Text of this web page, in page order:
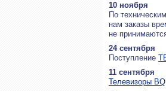
10 ноября
По
нам за­ка­зы
не
24 сентября
По­ступ­ле­ние
11 сентября
Теле­ви­зо­ры BQ